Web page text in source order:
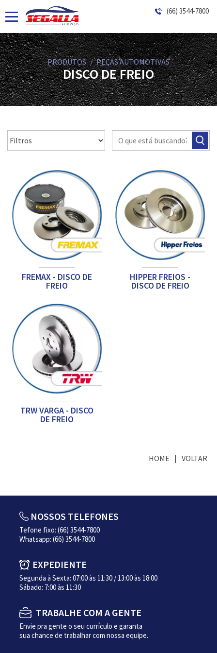
(66) 3544-7800
PRODUTOS PEÇAS AUTOMOTIVAS
DISCO DE FREIO
FREMAX - DISCO DE
FREIO
HIPPER FREIOS -
DISCO DE FREIO
TRW VARGA - DISCO
DE FREIO
HOME VOLTAR
NOSSOS TELEFONES
Tefone fixo: (66) 3544-7800
Whatsapp: (66) 3544-7800
EXPEDIENTE
Segunda à Sexta: 07:00 às 11:30 / 13:00 às 18:00
Sábado: 7:00 às 11:30
TRABALHE COM A GENTE
Envie pra gente o seu currículo e garanta
sua chance de trabalhar com nossa equipe.